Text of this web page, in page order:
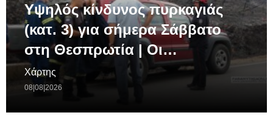
Υψηλός κίνδυνος πυρκαγιάς
(κατ. 3) για σήμερα Σάββατο
στη Θεσπρωτία | Οι…
Χάρτης
08|08|2026